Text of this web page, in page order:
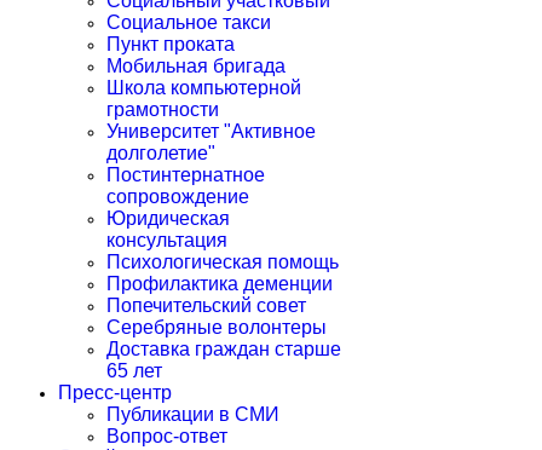
Социальное такси
Пункт проката
Мобильная бригада
Школа компьютерной
грамотности
Университет "Активное
долголетие"
Постинтернатное
сопровождение
Юридическая
консультация
Психологическая помощь
Профилактика деменции
Попечительский совет
Серебряные волонтеры
Доставка граждан старше
65 лет
Пресс-центр
Публикации в СМИ
Вопрос-ответ